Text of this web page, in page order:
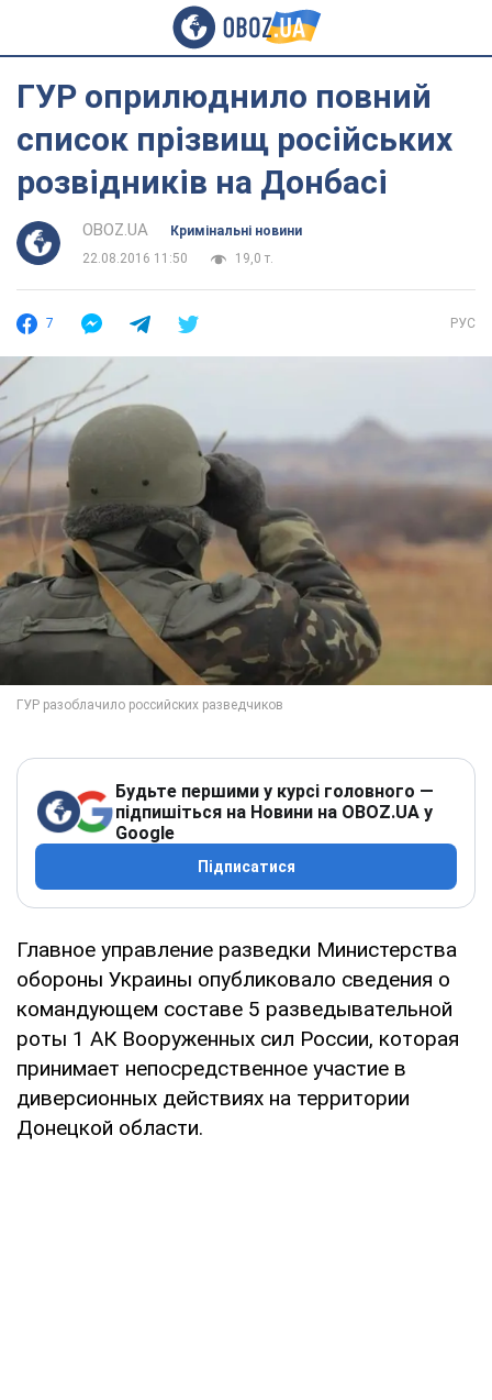
ГУР оприлюднило повний
список прізвищ російських
розвідників на Донбасі
OBOZ.UA
Кримінальні новини
22.08.2016 11:50
19,0 т.
7 РУС
Будьте першими у курсі головного —
підпишіться на Новини на OBOZ.UA у
Google
Підписатися
Главное управление разведки Министерства
обороны Украины опубликовало сведения о
командующем составе 5 разведывательной
роты 1 АК Вооруженных сил России, которая
принимает непосредственное участие в
диверсионных действиях на территории
Донецкой области.